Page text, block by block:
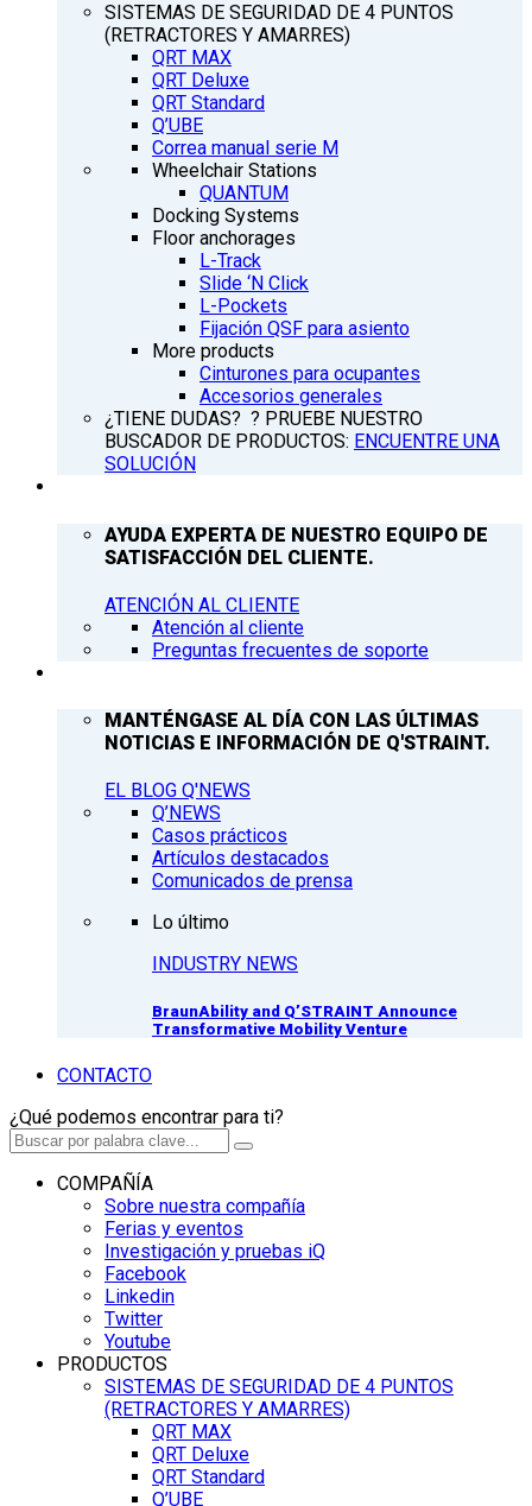
SISTEMAS DE SEGURIDAD DE 4 PUNTOS
(RETRACTORES Y AMARRES)
QRT MAX
QRT Deluxe
QRT Standard
Q’UBE
Correa manual serie M
Wheelchair Stations
QUANTUM
Docking Systems
Floor anchorages
L-Track
Slide ‘N Click
L-Pockets
Fijación QSF para asiento
More products
Cinturones para ocupantes
Accesorios generales
¿TIENE DUDAS? ? PRUEBE NUESTRO
BUSCADOR DE PRODUCTOS: ENCUENTRE UNA
SOLUCIÓN
AYUDA EXPERTA DE NUESTRO EQUIPO DE
SATISFACCIÓN DEL CLIENTE.
ATENCIÓN AL CLIENTE
Atención al cliente
Preguntas frecuentes de soporte
MANTÉNGASE AL DÍA CON LAS ÚLTIMAS
NOTICIAS E INFORMACIÓN DE Q'STRAINT.
EL BLOG Q'NEWS
Q’NEWS
Casos prácticos
Artículos destacados
Comunicados de prensa
Lo último
INDUSTRY NEWS
BraunAbility and Q’STRAINT Announce
Transformative Mobility Venture
CONTACTO
¿Qué podemos encontrar para ti?
COMPAÑÍA
Sobre nuestra compañía
Ferias y eventos
Investigación y pruebas iQ
Facebook
Linkedin
Twitter
Youtube
PRODUCTOS
SISTEMAS DE SEGURIDAD DE 4 PUNTOS
(RETRACTORES Y AMARRES)
QRT MAX
QRT Deluxe
QRT Standard
Q’UBE